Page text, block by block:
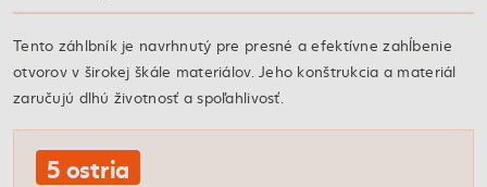
Tento záhlbník je navrhnutý pre presné a efektívne zahĺbenie
otvorov v širokej škále materiálov. Jeho konštrukcia a materiál
zaručujú dlhú životnosť a spoľahlivosť.
5 ostria